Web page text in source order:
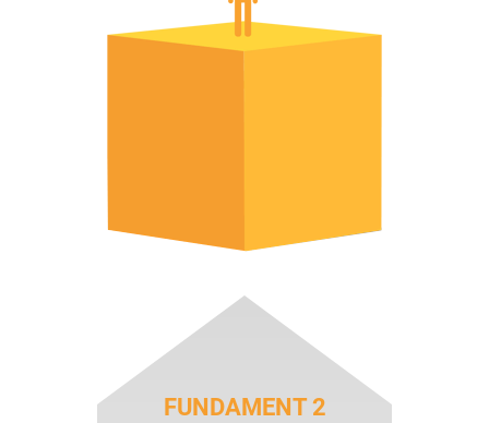
FUNDAMENT 2